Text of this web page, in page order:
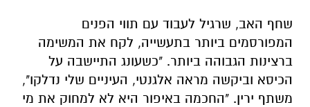
שחף האב, שרגיל לעבוד עם תווי הפנים
המפורסמים ביותר בתעשייה, לקח את המשימה
ברצינות הגבוהה ביותר. "כשעונג התיישבה על
הכיסא וביקשה מראה אלגנטי, העיניים שלי נדלקו",
משתף ירין. "החכמה באיפור היא לא למחוק את מי